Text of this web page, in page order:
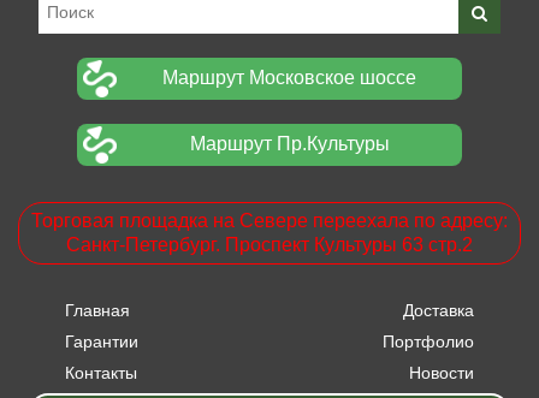
Маршрут Московское шоссе
Маршрут Пр.Культуры
Торговая площадка на Севере переехала по адресу:
Санкт-Петербург. Проспект Культуры 63 стр.2
Главная
Доставка
Гарантии
Портфолио
Контакты
Новости